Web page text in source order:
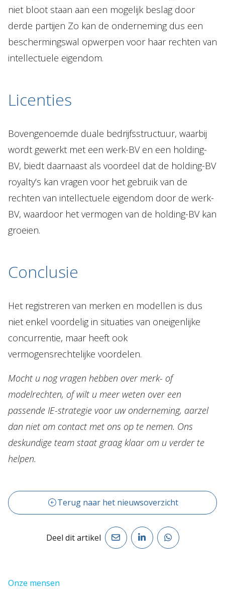
niet bloot staan aan een mogelijk beslag door
derde partijen Zo kan de onderneming dus een
beschermingswal opwerpen voor haar rechten van
intellectuele eigendom.
Licenties
Bovengenoemde duale bedrijfsstructuur, waarbij
wordt gewerkt met een werk-BV en een holding-
BV, biedt daarnaast als voordeel dat de holding-BV
royalty’s kan vragen voor het gebruik van de
rechten van intellectuele eigendom door de werk-
BV, waardoor het vermogen van de holding-BV kan
groeien.
Conclusie
Het registreren van merken en modellen is dus
niet enkel voordelig in situaties van oneigenlijke
concurrentie, maar heeft ook
vermogensrechtelijke voordelen.
Mocht u nog vragen hebben over merk- of
modelrechten, of wilt u meer weten over een
passende IE-strategie voor uw onderneming, aarzel
dan niet om contact met ons op te nemen. Ons
deskundige team staat graag klaar om u verder te
helpen.
Terug naar het nieuwsoverzicht
Deel dit artikel
Onze mensen